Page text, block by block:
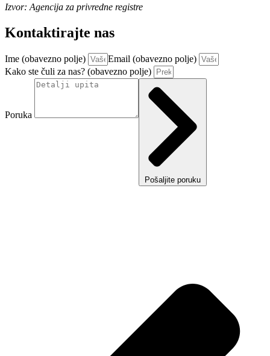
Izvor: Agencija za privredne registre
Kontaktirajte nas
Ime (obavezno polje)
Email (obavezno polje)
Kako ste čuli za nas? (obavezno polje)
Poruka
Pošaljite poruku